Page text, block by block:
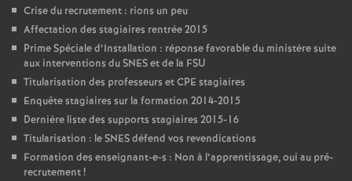
Crise du recrutement : rions un peu
Affectation des stagiaires rentrée 2015
Prime Spéciale d’Installation : réponse favorable du ministère suite
aux interventions duSNESet de la FSU
Titularisation des professeurs etCPE stagiaires
Enquête stagiaires sur la formation 2014-2015
Dernière liste des supports stagiaires 2015-16
Titularisation : leSNESdéfend vos revendications
Formation des enseignant-e-s : Non à l’apprentissage, oui au pré-
recrutement!